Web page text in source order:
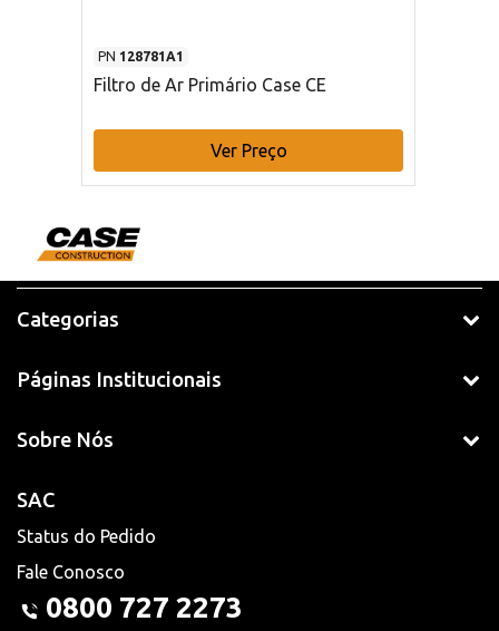
PN 128781A1
Filtro de Ar Primário Case CE
Ver Preço
Categorias
Páginas Institucionais
Sobre Nós
SAC
Status do Pedido
Fale Conosco
0800 727 2273